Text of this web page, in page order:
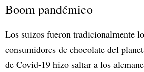
Boom pandémico
Los suizos fueron tradicionalmente
consumidores de chocolate del
de Covid-19 hizo saltar a los